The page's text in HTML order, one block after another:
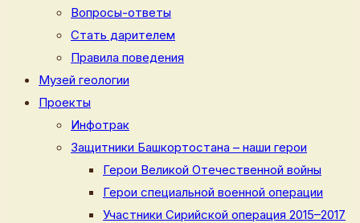
Вопросы-ответы
Стать дарителем
Правила поведения
Музей геологии
Проекты
Инфотрак
Защитники Башкортостана – наши герои
Герои Великой Отечественной войны
Герои специальной военной операции
Участники Сирийской операция 2015–2017